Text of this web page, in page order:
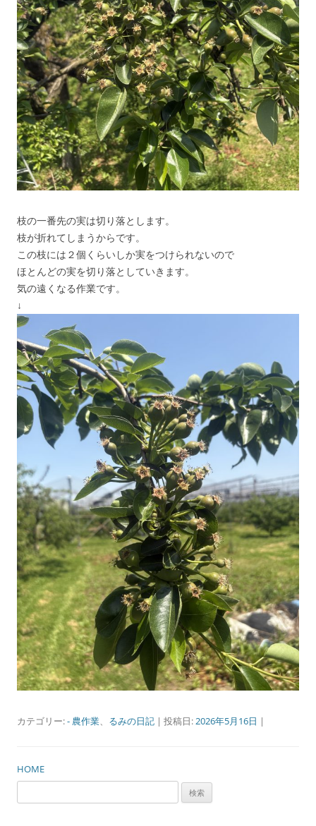
枝の一番先の実は切り落とします。
枝が折れてしまうからです。
この枝には２個くらいしか実をつけられないので
ほとんどの実を切り落としていきます。
気の遠くなる作業です。
↓
カテゴリー:- 農作業、 るみの日記 | 投稿日:2026年5月16日 |
HOME
検